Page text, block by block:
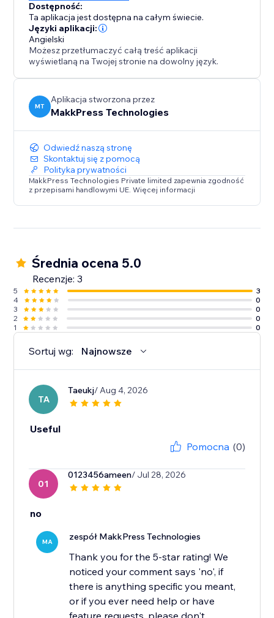
Dostępność:
Ta aplikacja jest dostępna na całym świecie.
Języki aplikacji:
Angielski
Możesz przetłumaczyć całą treść aplikacji
wyświetlaną na Twojej stronie na dowolny język.
MT
Aplikacja stworzona przez
MakkPress Technologies
Odwiedź naszą stronę
Skontaktuj się z pomocą
Polityka prywatności
MakkPress Technologies Private limited zapewnia zgodność
z przepisami handlowymi UE. Więcej informacji
Średnia ocena 5.0
Recenzje: 3
5
3
4
0
3
0
2
0
1
0
Sortuj wg: Najnowsze
TA
Taeukj/ Aug 4, 2026
Useful
Pomocna (0)
01
0123456ameen/ Jul 28, 2026
no
MA zespół MakkPress Technologies
Thank you for the 5-star rating! We
noticed your comment says 'no', if
there is anything specific you meant,
or if you ever need help or have